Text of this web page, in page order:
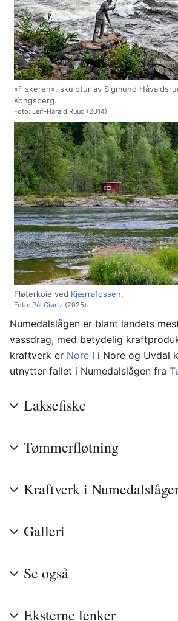
«Fiskeren», skulptur av Sigmund
Kongsberg.
Foto: Leif-Harald Ruud (2014).
Fløterkoie ved Kjærrafossen.
Foto: Pål Giørtz (2025).
Numedalslågen er blant landets
vassdrag, med betydelig
kraftverk er Nore I i Nore og Uvdal
utnytter fallet i Numedalslågen fra
Laksefiske
Tømmerfløtning
Kraftverk i
Galleri
Se også
Eksterne lenker